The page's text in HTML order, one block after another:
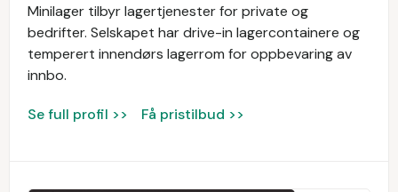
Minilager tilbyr lagertjenester for private og
bedrifter. Selskapet har drive-in lagercontainere og
temperert innendørs lagerrom for oppbevaring av
innbo.
Se full profil >> Få pristilbud >>